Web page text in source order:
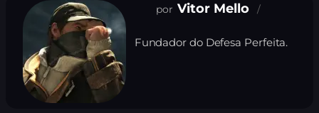
Vitor Mello
Fundador do Defesa Perfeita.